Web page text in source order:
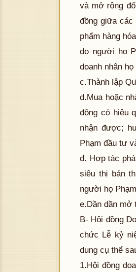
và mở rộng
đồng giữa các
phẩm hàng
do người họ
doanh nhân họ
c.Thành lập
d.Mua hoặc
động có hiệu
nhận được;
Phạm đầu tư
đ. Hợp tác
siêu thị bán
người họ
e.Dần dần mở
B- Hội đồng
chức Lễ kỷ
dung cụ thể
1.Hội đồng